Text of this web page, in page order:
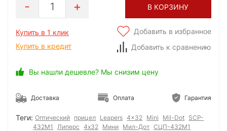
1 В КОРЗИНУ
Купить в 1 клик
Купить в кредит
Добавить в избранное
Добавить к сравнению
Вы нашли дешевле? Мы снизим цену
Доставка Оплата Гарантия
Теги: Оптический прицел Leapers 4x32 Mini Mil-Dot SCP-
432M1
Липерс 4x32 Мини Мил-Дот СЦП-432М1